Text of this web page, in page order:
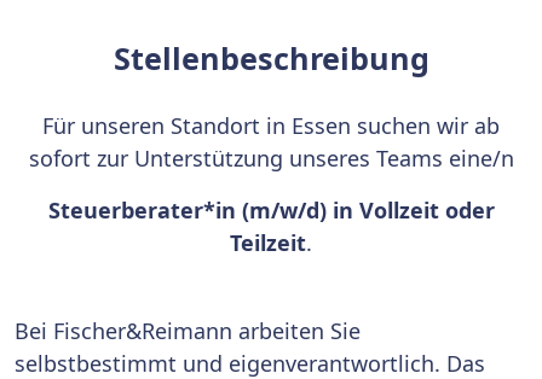
Stellenbeschreibung
Für unseren Standort in Essen suchen wir ab
sofort zur Unterstützung unseres Teams eine/n
Steuerberater*in (m/w/d) in Vollzeit oder
Teilzeit.
Bei Fischer&Reimann arbeiten Sie
selbstbestimmt und eigenverantwortlich. Das